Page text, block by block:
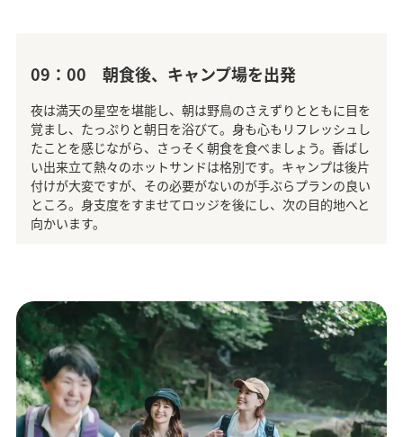
09：00 朝食後、キャンプ場を出発
夜は満天の星空を堪能し、朝は野鳥のさえずりとともに目を
覚まし、たっぷりと朝日を浴びて。身も心もリフレッシュし
たことを感じながら、さっそく朝食を食べましょう。香ばし
い出来立て熱々のホットサンドは格別です。キャンプは後片
付けが大変ですが、その必要がないのが手ぶらプランの良い
ところ。身支度をすませてロッジを後にし、次の目的地へと
向かいます。